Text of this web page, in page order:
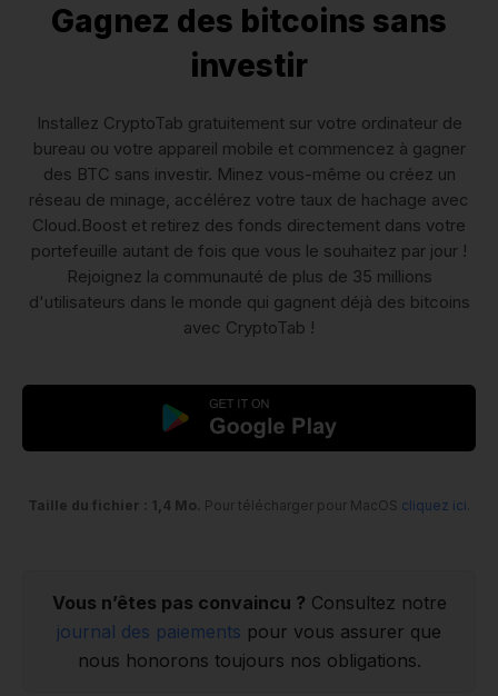
Gagnez des bitcoins sans
investir
Installez CryptoTab gratuitement sur votre ordinateur de
bureau ou votre appareil mobile et commencez à gagner
des BTC sans investir. Minez vous-même ou créez un
réseau de minage, accélérez votre taux de hachage avec
Cloud.Boost et retirez des fonds directement dans votre
portefeuille autant de fois que vous le souhaitez par jour !
Rejoignez la communauté de plus de 35 millions
d'utilisateurs dans le monde qui gagnent déjà des bitcoins
avec CryptoTab !
Taille du fichier : 1,4 Mo. Pour télécharger pour MacOS cliquez ici
Vous n’êtes pas convaincu ? Consultez notre
journal des paiements pour vous assurer que
nous honorons toujours nos obligations.